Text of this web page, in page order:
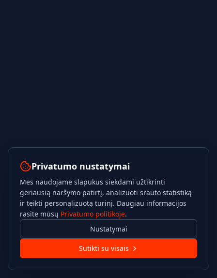
Privatumo nustatymai
Mes naudojame slapukus siekdami užtikrinti
geriausią naršymo patirtį, analizuoti srauto statistiką
ir teikti personalizuotą turinį. Daugiau informacijos
rasite mūsų Privatumo politikoje.
Nustatymai
Sutikti su visais